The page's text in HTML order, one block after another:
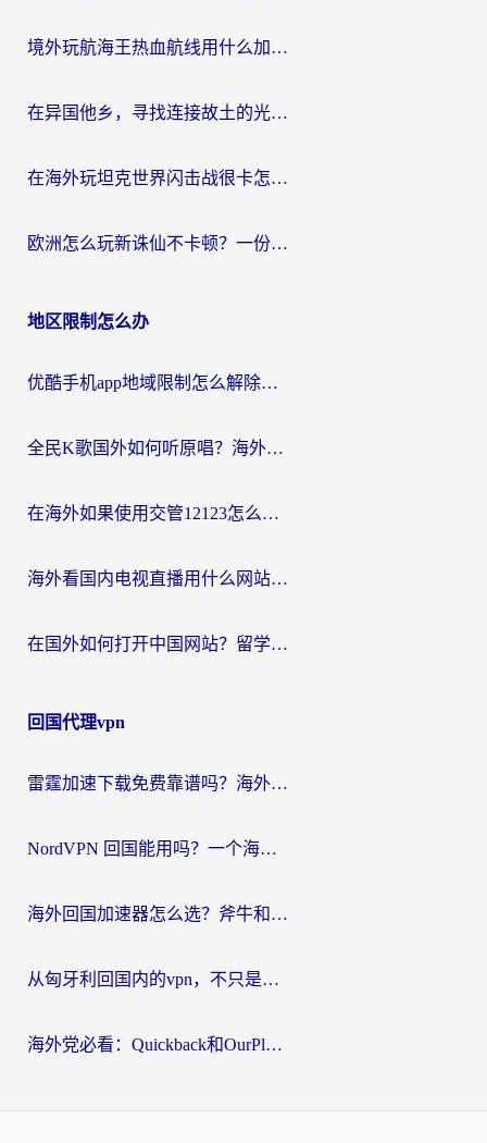
境外玩航海王热血航线用什么加速器？2026海外玩家实测最优方案（附欧洲问道堡垒前线加速技巧）
在异国他乡，寻找连接故土的光明大陆免费加速器
在海外玩坦克世界闪击战很卡怎么办？老玩家亲测有效的加速器选择指南
欧洲怎么玩新诛仙不卡顿？一份给海外游子的国服游戏畅玩指南
地区限制怎么办
优酷手机app地域限制怎么解除？海外党亲测有效的追剧方案
全民K歌国外如何听原唱？海外党亲测有效的回国加速器选择指南
在海外如果使用交管12123怎么处理？留学生亲测有效的回国加速方案
海外看国内电视直播用什么网站比较好？一篇解决你所有追剧难题的实用指南
在国外如何打开中国网站？留学生与海外华人的无缝访问指南
回国代理vpn
雷霆加速下载免费靠谱吗？海外党选回国加速器的避坑指南（附热门工具对比）
NordVPN 回国能用吗？一个海外用户必须面对的真实困境
海外回国加速器怎么选？斧牛和海龟哪个好？一篇帮你避开坑的实用指南
从匈牙利回国内的vpn，不只是为了刷剧那么简单
海外党必看：Quickback和OurPlay好用吗？3分钟选对回国加速器，无缝刷剧玩游戏